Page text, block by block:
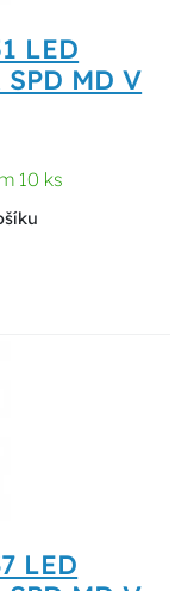
LED
MD V
10 ks
LED